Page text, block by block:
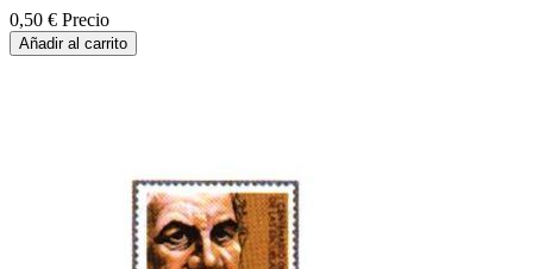
0,50 € Precio
Añadir al carrito